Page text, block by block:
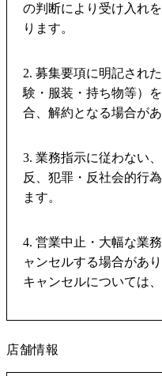
の判断により受け入れ
ります。
2. 募集要項に明記され
験・服装・持ち物等）
合、解約となる場合があ
3. 業務指示に従わない
反、犯罪・反社会的行
ます。
4. 営業中止・大幅な業
ャンセルする場合があ
キャンセルについては
店舗情報